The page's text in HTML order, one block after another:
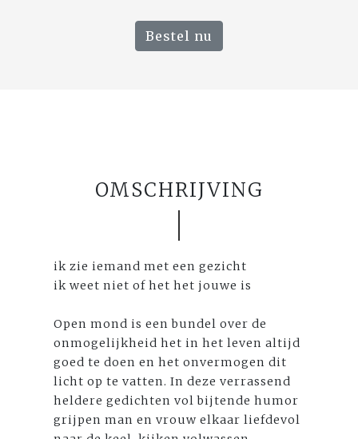
Bestel nu
OMSCHRIJVING
ik zie iemand met een gezicht
ik weet niet of het het jouwe is
Open mond is een bundel over de
onmogelijkheid het in het leven altijd
goed te doen en het onvermogen dit
licht op te vatten. In deze verrassend
heldere gedichten vol bijtende humor
grijpen man en vrouw elkaar liefdevol